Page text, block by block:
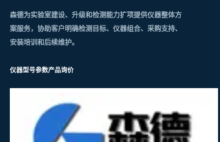
森德为实验室建设、升级和检测能力扩项提供仪器整体方
案服务，协助客户明确检测目标、仪器组合、采购支持、
安装培训和后续维护。
仪器型号参数产品询价